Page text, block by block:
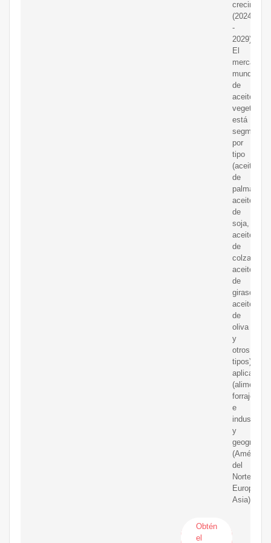
(2024
-
2029)
El
mercado
mundial
de
aceites
vegetales
está
por
tipo
(aceite
de
palma,
aceite
de
soja,
aceite
de
colza,
aceite
de
girasol,
aceite
de
oliva
y
otros
tipos),
aplicación
forrajera
e
industrial)
y
geografía
(América
del
Norte,
Europa,
Asia).
Obtén
el